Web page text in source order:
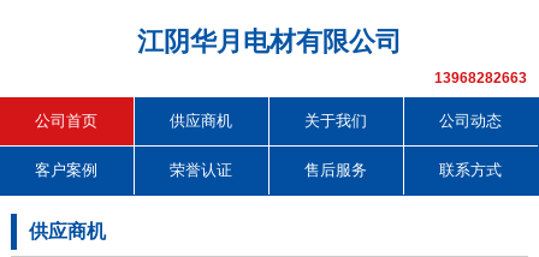
江阴华月电材有限公司
13968282663
公司首页 供应商机 关于我们 公司动态
客户案例 荣誉认证 售后服务 联系方式
供应商机